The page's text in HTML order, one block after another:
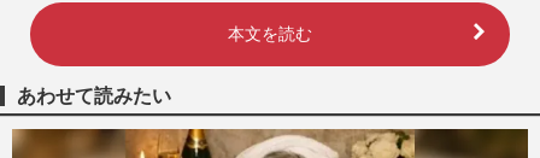
本文を読む
あわせて読みたい